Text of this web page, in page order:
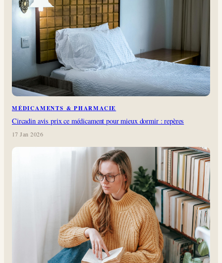
MÉDICAMENTS & PHARMACIE
Circadin avis prix ce médicament pour mieux dormir : repères
17 Jan 2026